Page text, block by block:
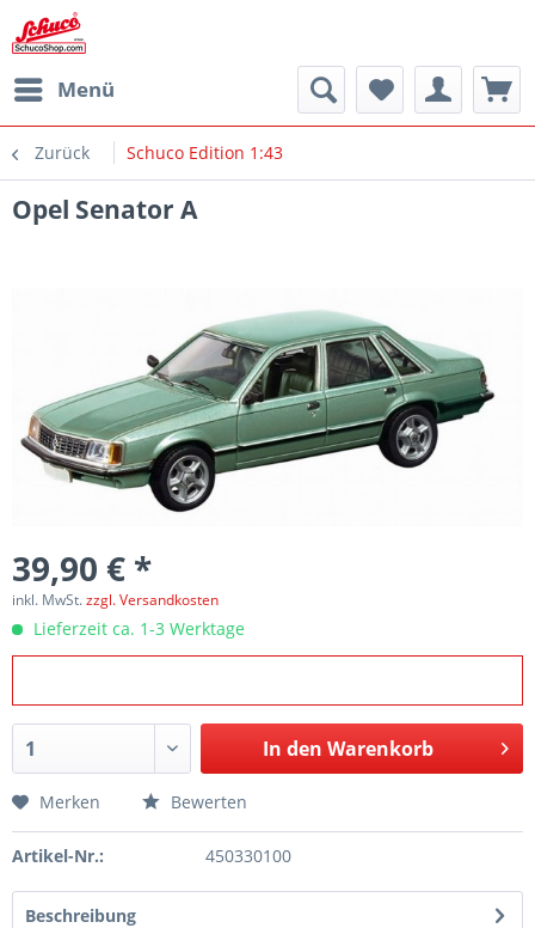
Menü
Zurück Schuco Edition 1:43
Opel Senator A
39,90 € *
inkl. MwSt.zzgl. Versandkosten
Lieferzeit ca. 1-3 Werktage
In den Warenkorb
Merken Bewerten
Artikel-Nr.: 450330100
Beschreibung